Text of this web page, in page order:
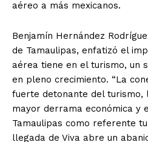
aéreo a más mexicanos.
Benjamín Hernández
de Tamaulipas, enfatizó el
aérea tiene en el turismo, un
en pleno crecimiento. “La
fuerte detonante del turismo,
mayor derrama económica y
Tamaulipas como referente
llegada de Viva abre un